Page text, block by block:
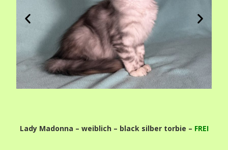
Lady Madonna – weiblich – black silber torbie – FREI